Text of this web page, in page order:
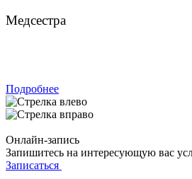
Медсестра
Подробнее
Онлайн-запись
Запишитесь на интересующую вас
Записаться